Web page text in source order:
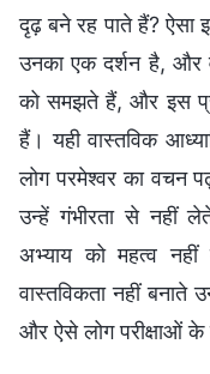
दृढ़ बने रह पाते हैं?
उनका एक दर्शन है, और
को समझते हैं, और इस
हैं। यही वास्तविक
लोग परमेश्वर का वचन
उन्हें गंभीरता से नहीं
अभ्याय को महत्व
वास्तविकता नहीं बनाते
और ऐसे लोग परीक्षाओं